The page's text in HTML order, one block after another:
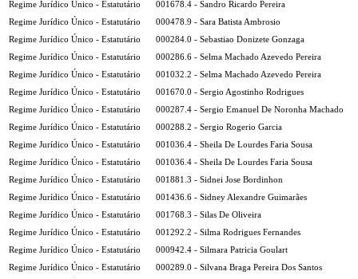
Regime Jurídico Único - Estatutário
001678.4 - Sandro Ricardo Pereira
Regime Jurídico Único - Estatutário
000478.9 - Sara Batista Ambrosio
Regime Jurídico Único - Estatutário
000284.0 - Sebastiao Donizete Gonzaga
Regime Jurídico Único - Estatutário
000286.6 - Selma Machado Azevedo Pereira
Regime Jurídico Único - Estatutário
001032.2 - Selma Machado Azevedo Pereira
Regime Jurídico Único - Estatutário
001670.0 - Sergio Agostinho Rodrigues
Regime Jurídico Único - Estatutário
000287.4 - Sergio Emanuel De Noronha Machado
Regime Jurídico Único - Estatutário
000288.2 - Sergio Rogerio Garcia
Regime Jurídico Único - Estatutário
001036.4 - Sheila De Lourdes Faria Sousa
Regime Jurídico Único - Estatutário
001036.4 - Sheila De Lourdes Faria Sousa
Regime Jurídico Único - Estatutário
001881.3 - Sidnei Jose Bordinhon
Regime Jurídico Único - Estatutário
001436.6 - Sidney Alexandre Guimarães
Regime Jurídico Único - Estatutário
001768.3 - Silas De Oliveira
Regime Jurídico Único - Estatutário
001292.2 - Silma Rodrigues Fernandes
Regime Jurídico Único - Estatutário
000942.4 - Silmara Patricia Goulart
Regime Jurídico Único - Estatutário
000289.0 - Silvana Braga Pereira Dos Santos